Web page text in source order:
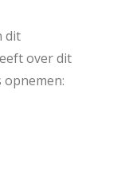
dit
over dit